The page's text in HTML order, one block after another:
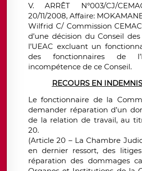
V. ARRÊT N°003/CJ/
20/11/2008, Affaire:
Wilfrid C/ Commission
d’une décision du Conseil
l’UEAC excluant un
des fonctionnaires de
incompétence de ce Conseil.
RECOURS EN
Le fonctionnaire de la
demander réparation d’un
de la relation de travail, au
20.
(Article 20 – La Chambre
en dernier ressort, des
réparation des dommages